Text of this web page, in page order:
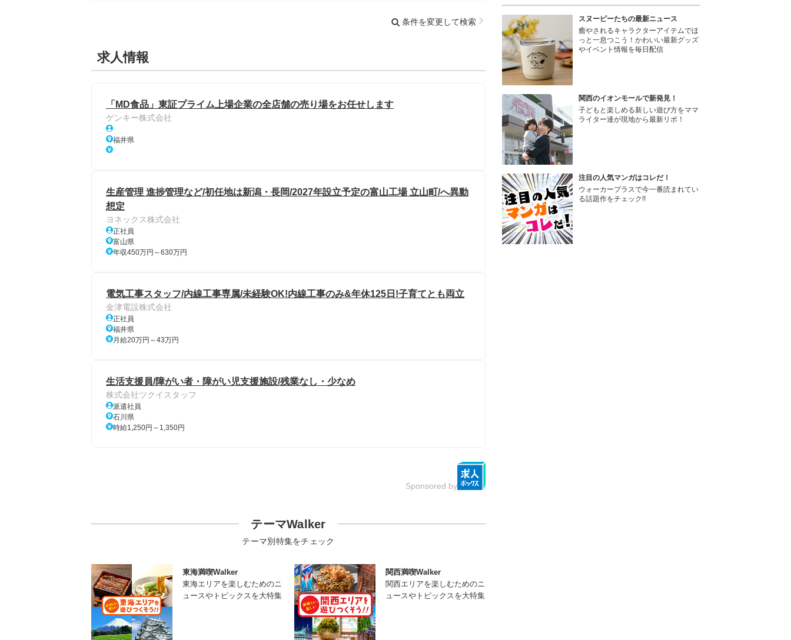
条件を変更して検索
求人情報
「MD食品」東証プライム上場企業の全店舗の売り場をお任せします
ゲンキー株式会社
福井県
生産管理 進捗管理など/初任地は新潟・長岡/2027年設立予定の富山工場 立山町/へ異動
想定
ヨネックス株式会社
正社員
富山県
年収450万円～630万円
電気工事スタッフ/内線工事専属/未経験OK!内線工事のみ&年休125日!子育てとも両立
金津電設株式会社
正社員
福井県
月給20万円～43万円
生活支援員/障がい者・障がい児支援施設/残業なし・少なめ
株式会社ツクイスタッフ
派遣社員
石川県
時給1,250円～1,350円
Sponsored by
テーマWalker
テーマ別特集をチェック
東海満喫Walker
東海エリアを楽しむためのニ
ュースやトピックスを大特集
関西満喫Walker
関西エリアを楽しむためのニ
ュースやトピックスを大特集
スヌーピーたちの最新ニュース
癒やされるキャラクターアイテムでほ
っと一息つこう！かわいい最新グッズ
やイベント情報を毎日配信
関西のイオンモールで新発見！
子どもと楽しめる新しい遊び方をママ
ライター達が現地から最新リポ！
注目の人気マンガはコレだ！
ウォーカープラスで今一番読まれてい
る話題作をチェック!!